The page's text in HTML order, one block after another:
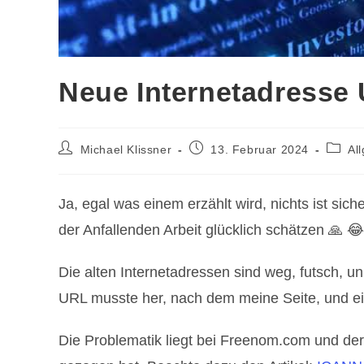
Neue Internetadresse
Beitrags-
Michael Klissner
Beitrag13. Februar 2024
Ja, egal was einem erzählt wird, nichts ist
der Anfallenden Arbeit glücklich schätzen 🙏 😂
Die alten Internetadressen sind weg, futsch,
URL musste her, nach dem meine Seite, und
Die Problematik liegt bei Freenom.com und